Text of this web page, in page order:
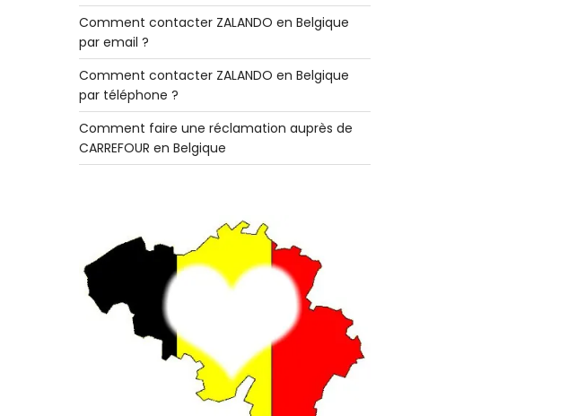
Comment contacter ZALANDO en Belgique
par email ?
Comment contacter ZALANDO en Belgique
par téléphone ?
Comment faire une réclamation auprès de
CARREFOUR en Belgique